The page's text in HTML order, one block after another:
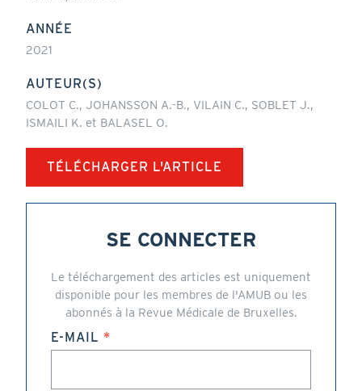
ANNÉE
2021
AUTEUR(S)
COLOT C., JOHANSSON A.-B., VILAIN C., SOBLET J.,
ISMAILI K. et BALASEL O.
TÉLÉCHARGER L'ARTICLE
SE CONNECTER
Le téléchargement des articles est uniquement
disponible pour les membres de l'AMUB ou les
abonnés à la Revue Médicale de Bruxelles.
E-MAIL